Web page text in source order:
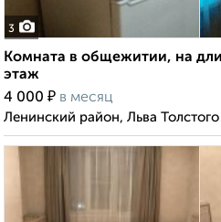
3
Комната в общежитии, на
этаж
4 000 ₽ в месяц
Ленинский район, Льва